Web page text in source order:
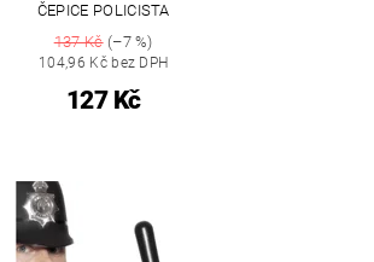
ČEPICE POLICISTA
137 Kč(–7 %)
104,96 Kč bez DPH
127 Kč